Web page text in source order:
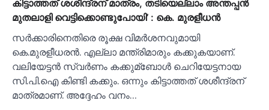
കിട്ടാത്തത് ശശീന്ദ്രന് മാത്രം, തടിയെല്ലാം അന്തപ്പൻ
മുതലാളി വെട്ടിക്കൊണ്ടുപോയി’ : കെ. മുരളീധൻ
സർക്കാരിനെതിരെ രൂക്ഷ വിമർശനവുമായി
കെ.മുരളീധരൻ. എല്ലാ മന്ത്രിമാരും കക്കുകയാണ്.
വലിയേട്ടൻ സ്വർണം കക്കുമ്ബോള്‍ ചെറിയേട്ടനായ
സി.പി.ഐ കിണ്ടി കക്കും. ഒന്നും കിട്ടാത്തത് ശശീന്ദ്രന്
മാത്രമാണ്. അദ്ദേഹം വനം…